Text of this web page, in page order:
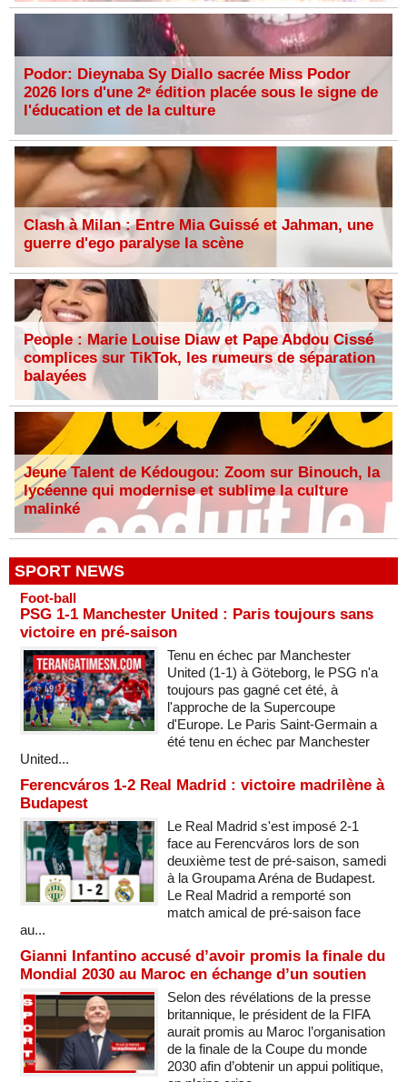
Podor: Dieynaba Sy Diallo sacrée Miss Podor
2026 lors d'une 2ᵉ édition placée sous le signe de
l'éducation et de la culture
Clash à Milan : Entre Mia Guissé et Jahman, une
guerre d'ego paralyse la scène
People : Marie Louise Diaw et Pape Abdou Cissé
complices sur TikTok, les rumeurs de séparation
balayées
Jeune Talent de Kédougou: Zoom sur Binouch, la
lycéenne qui modernise et sublime la culture
malinké
SPORT NEWS
Foot-ball
PSG 1-1 Manchester United : Paris toujours sans
victoire en pré-saison
Tenu en échec par Manchester
United (1-1) à Göteborg, le PSG n'a
toujours pas gagné cet été, à
l'approche de la Supercoupe
d'Europe. Le Paris Saint-Germain a
été tenu en échec par Manchester
United...
Ferencváros 1-2 Real Madrid : victoire madrilène à
Budapest
Le Real Madrid s'est imposé 2-1
face au Ferencváros lors de son
deuxième test de pré-saison, samedi
à la Groupama Aréna de Budapest.
Le Real Madrid a remporté son
match amical de pré-saison face
au...
Gianni Infantino accusé d’avoir promis la finale du
Mondial 2030 au Maroc en échange d’un soutien
Selon des révélations de la presse
britannique, le président de la FIFA
aurait promis au Maroc l’organisation
de la finale de la Coupe du monde
2030 afin d’obtenir un appui politique,